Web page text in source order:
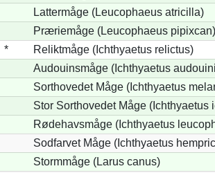
Lattermåge (Leucophaeus atricilla)
Præriemåge (Leucophaeus pipixcan)
*
Reliktmåge (Ichthyaetus relictus)
Audouinsmåge (Ichthyaetus
Sorthovedet Måge (Ichthyaetus
Stor Sorthovedet Måge (Ichthyaetus
Rødehavsmåge (Ichthyaetus
Sodfarvet Måge (Ichthyaetus
Stormmåge (Larus canus)